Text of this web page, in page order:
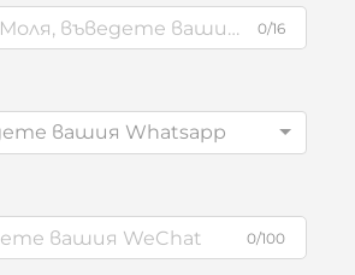
0/16
вашия Whatsapp
0/100